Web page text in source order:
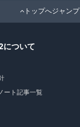
トップへジャンプ
ついて
ート記事一覧